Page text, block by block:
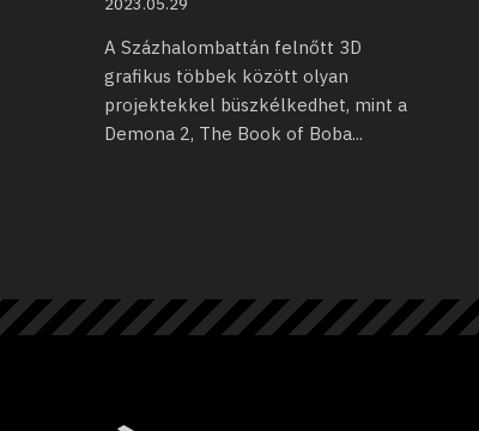
2023.05.29
A Százhalombattán felnőtt 3D
grafikus többek között olyan
projektekkel büszkélkedhet, mint a
Demona 2, The Book of Boba...